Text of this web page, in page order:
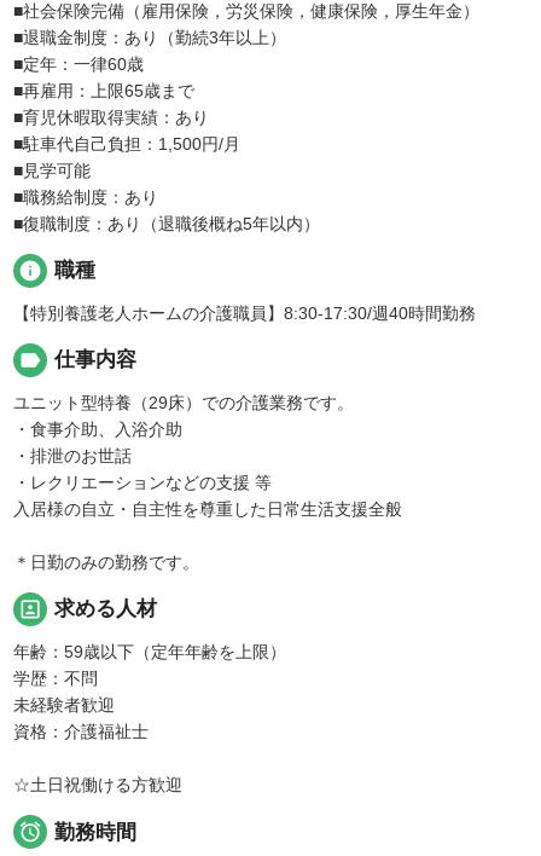
■社会保険完備（雇用保険，労災保険，健康保険，厚生年金）
■退職金制度：あり（勤続3年以上）
■定年：一律60歳
■再雇用：上限65歳まで
■育児休暇取得実績：あり
■駐車代自己負担：1,500円/月
■見学可能
■職務給制度：あり
■復職制度：あり（退職後概ね5年以内）
info 職種
【特別養護老人ホームの介護職員】8:30-17:30/週40時間勤務
label 仕事内容
ユニット型特養（29床）での介護業務です。
・食事介助、入浴介助
・排泄のお世話
・レクリエーションなどの支援 等
入居様の自立・自主性を尊重した日常生活支援全般
＊日勤のみの勤務です。
portrait 求める人材
年齢：59歳以下（定年年齢を上限）
学歴：不問
未経験者歓迎
資格：介護福祉士
☆土日祝働ける方歓迎
 勤務時間